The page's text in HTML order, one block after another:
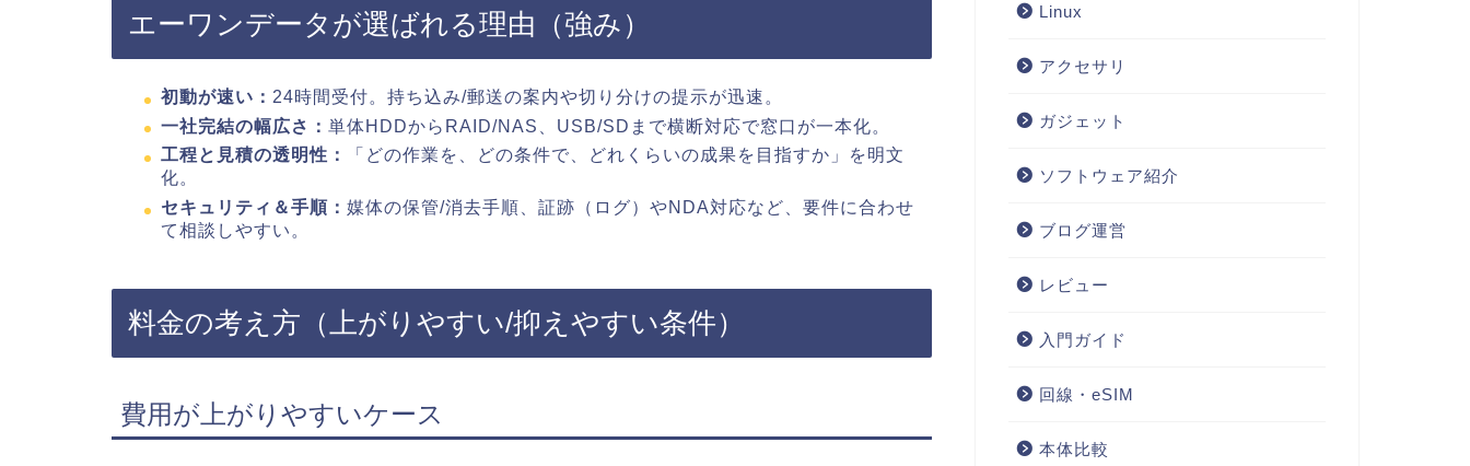
エーワンデータが選ばれる理由（強み）
初動が速い： 24時間受付。持ち込み/郵送の案内や切り分けの提示が迅速。
一社完結の幅広さ： 単体HDDからRAID/NAS、USB/SDまで横断対応で窓口が一本化。
工程と見積の透明性：
「どの作業を、どの条件で、どれくらいの成果を目指すか」を明文
化。
セキュリティ＆手順： 媒体の保管/消去手順、証跡（ログ）やNDA対応など、要件に合わせ
て相談しやすい。
料金の考え方（上がりやすい/抑えやすい条件）
費用が上がりやすいケース
Linux
アクセサリ
ガジェット
ソフトウェア紹介
ブログ運営
レビュー
入門ガイド
回線・eSIM
本体比較